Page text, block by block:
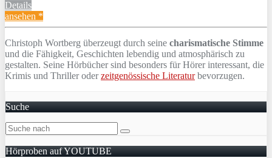
Details
ansehen *
Christoph Wortberg überzeugt durch seine charismatische Stimme
und die Fähigkeit, Geschichten lebendig und atmosphärisch zu
gestalten. Seine Hörbücher sind besonders für Hörer interessant, die
Krimis und Thriller oderzeitgenössische Literaturbevorzugen.
Suche
Hörproben auf YOUTUBE